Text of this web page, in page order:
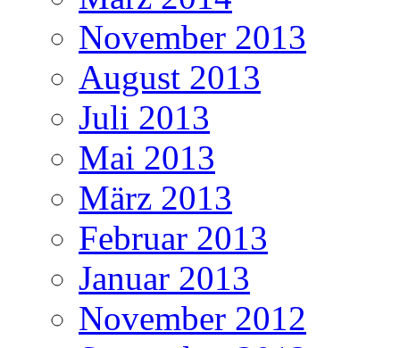
November 2013
August 2013
Juli 2013
Mai 2013
März 2013
Februar 2013
Januar 2013
November 2012